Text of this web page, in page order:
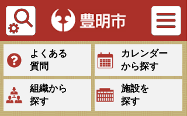
Tiếng Việt
よくある
質問
カレンダー
から探す
組織から
探す
施設を
探す